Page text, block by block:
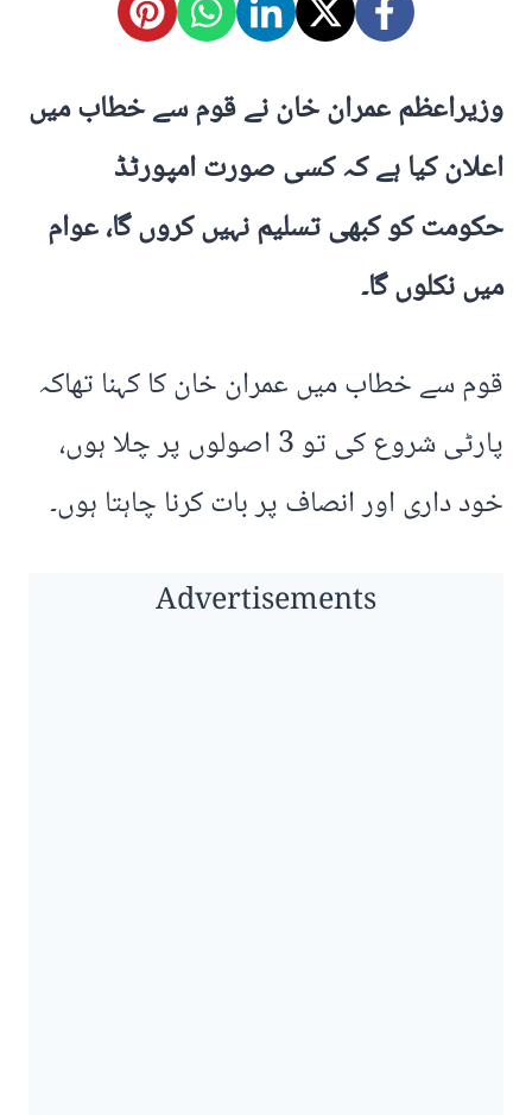
وزیراعظم عمران خان نے قوم سے خطاب میں
اعلان کیا ہے کہ کسی صورت امپورٹڈ
حکومت کو کبھی تسلیم نہیں کروں گا، عوام
میں نکلوں گا۔
قوم سے خطاب میں عمران خان کا کہنا تھاکہ
پارٹی شروع کی تو 3 اصولوں پر چلا ہوں،
خود داری اور انصاف پر بات کرنا چاہتا ہوں۔
Advertisements